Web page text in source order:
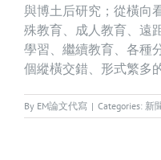
與博土后研究；從橫向
殊教育、成人教育、遠
學習、繼續教育、各種
個縱橫交錯、形式繁多
By EM論文代寫 | Categories: 新